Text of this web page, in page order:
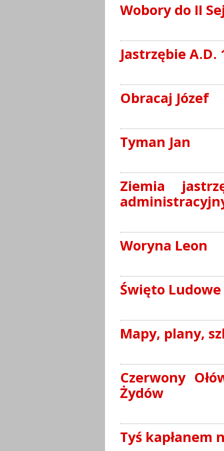
Wobory do II
Jastrzębie A.D.
Obracaj Józef
Tyman Jan
Ziemia
Woryna Leon
Święto Ludowe
Mapy, plany,
Czerwony
Żydów
Tyś kapłanem